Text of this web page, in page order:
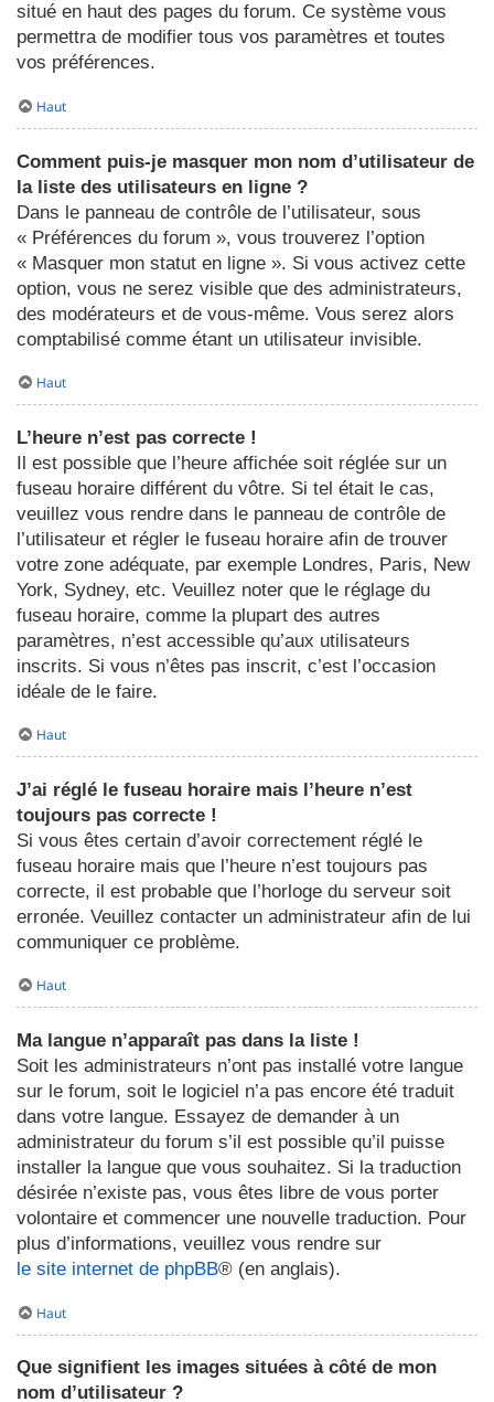
situé en haut des pages du forum. Ce système vous
permettra de modifier tous vos paramètres et toutes
vos préférences.
Haut
Comment puis-je masquer mon nom d’utilisateur de
la liste des utilisateurs en ligne ?
Dans le panneau de contrôle de l’utilisateur, sous
« Préférences du forum », vous trouverez l’option
« Masquer mon statut en ligne ». Si vous activez cette
option, vous ne serez visible que des administrateurs,
des modérateurs et de vous-même. Vous serez alors
comptabilisé comme étant un utilisateur invisible.
Haut
L’heure n’est pas correcte !
Il est possible que l’heure affichée soit réglée sur un
fuseau horaire différent du vôtre. Si tel était le cas,
veuillez vous rendre dans le panneau de contrôle de
l’utilisateur et régler le fuseau horaire afin de trouver
votre zone adéquate, par exemple Londres, Paris, New
York, Sydney, etc. Veuillez noter que le réglage du
fuseau horaire, comme la plupart des autres
paramètres, n’est accessible qu’aux utilisateurs
inscrits. Si vous n’êtes pas inscrit, c’est l’occasion
idéale de le faire.
Haut
J’ai réglé le fuseau horaire mais l’heure n’est
toujours pas correcte !
Si vous êtes certain d’avoir correctement réglé le
fuseau horaire mais que l’heure n’est toujours pas
correcte, il est probable que l’horloge du serveur soit
erronée. Veuillez contacter un administrateur afin de lui
communiquer ce problème.
Haut
Ma langue n’apparaît pas dans la liste !
Soit les administrateurs n’ont pas installé votre langue
sur le forum, soit le logiciel n’a pas encore été traduit
dans votre langue. Essayez de demander à un
administrateur du forum s’il est possible qu’il puisse
installer la langue que vous souhaitez. Si la traduction
désirée n’existe pas, vous êtes libre de vous porter
volontaire et commencer une nouvelle traduction. Pour
plus d’informations, veuillez vous rendre sur
le site internet de phpBB® (en anglais).
Haut
Que signifient les images situées à côté de mon
nom d’utilisateur ?